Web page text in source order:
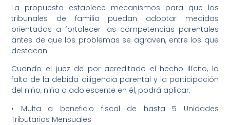
La propuesta establece mecanismos para que los
tribunales de familia puedan adoptar medidas
orientadas a fortalecer las competencias parentales
antes de que los problemas se agraven, entre los que
destacan:
Cuando el juez de por acreditado el hecho ilícito, la
falta de la debida diligencia parental y la participación
del niño, niña o adolescente en él, podrá aplicar:
• Multa a beneficio fiscal de hasta 5 Unidades
Tributarias Mensuales